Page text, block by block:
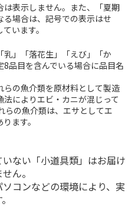
表示しません。また、「夏期
場合は、記号での表示はせ
います。
」「落花生」「えび」「か
品目を含んでいる場合に品目名
の魚介類を原材料として製造
によりエビ・カニが混じって
らの魚介類は、エサとしてエ
ます。
ない「小道具類」はお届け
ん。
コンなどの環境により、実